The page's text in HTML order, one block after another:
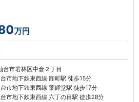
万円
台市若林区中倉２丁目
市地下鉄東西線 卸町駅 徒歩15分
市地下鉄東西線 薬師堂駅 徒歩17分
市地下鉄東西線 六丁の目駅 徒歩28分